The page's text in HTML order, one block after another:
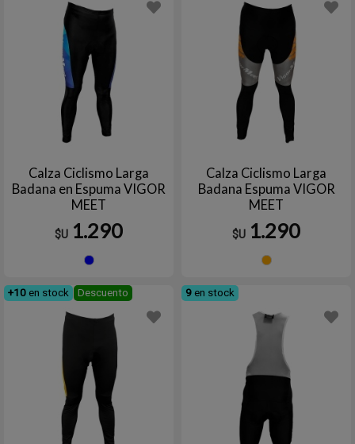
Calza Ciclismo Larga
Badana en Espuma VIGOR
MEET
$U 1.290
Calza Ciclismo Larga
Badana Espuma VIGOR
MEET
$U 1.290
+10 en stock Descuento 9 en stock